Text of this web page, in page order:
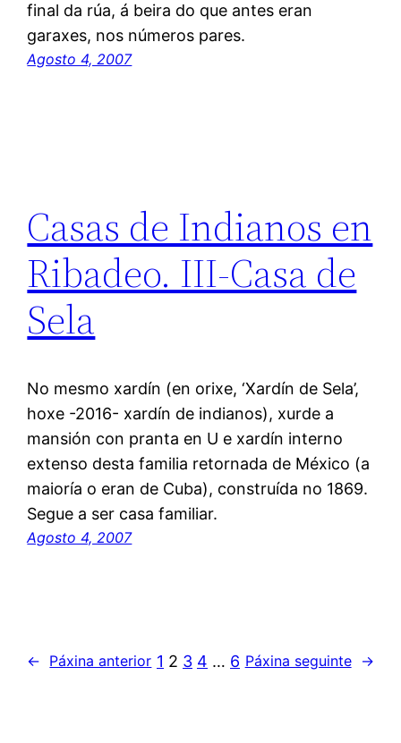
final da rúa, á beira do que antes eran
garaxes, nos números pares.
Agosto 4, 2007
Casas de Indianos en
Ribadeo. III-Casa de
Sela
No mesmo xardín (en orixe, ‘Xardín de Sela’,
hoxe -2016- xardín de indianos), xurde a
mansión con pranta en U e xardín interno
extenso desta familia retornada de México (a
maioría o eran de Cuba), construída no 1869.
Segue a ser casa familiar.
Agosto 4, 2007
← Páxina anterior 1 2 3 4 … 6 Páxina seguinte →